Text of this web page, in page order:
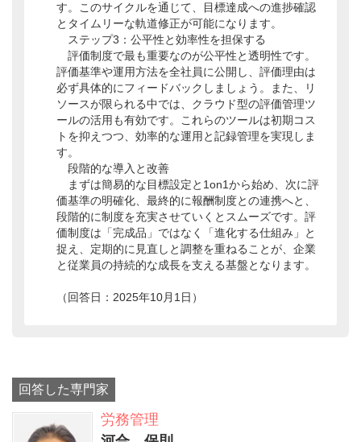
す。このサイクルを通じて、目標達成への進捗確認
とタイムリーな軌道修正が可能になります。
ステップ3：公平性と効率性を担保する
評価制度で最も重要なのが公平性と透明性です。
評価基準や運用方法を全社員に公開し、評価理由は
必ず具体的にフィードバックしましょう。また、リ
ソースが限られる中では、クラウド型の評価管理ツ
ールの活用も有効です。これらのツールは初期コス
トを抑えつつ、効率的な運用と記録管理を実現しま
す。
段階的な導入と改善
まずは簡易的な目標設定と1on1から始め、次に評
価基準の明確化、最終的に報酬制度との連携へと、
段階的に制度を充実させていくとスムーズです。評
価制度は「完成品」ではなく「進化する仕組み」と
捉え、定期的に見直しと調整を重ねることが、企業
と従業員の持続的な成長を支える基盤となります。
（回答日：2025年10月1日）
回答した専門家
労務管理